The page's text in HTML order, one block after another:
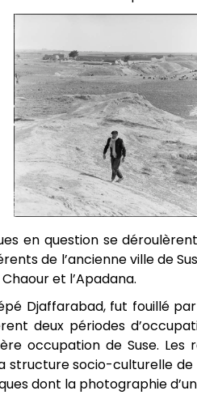
en question se
de l’ancienne ville de
et l’Apadana.
Djaffarabad, fut fouillé
deux périodes
occupation de Suse.
socio-culturelle de
dont la photographie